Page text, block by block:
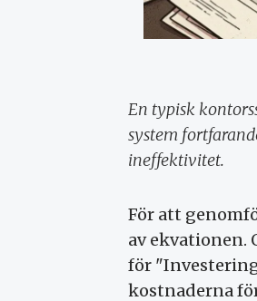
En typisk
system
ineffektivitet.
För att
av ekvationen.
för
kostnaderna